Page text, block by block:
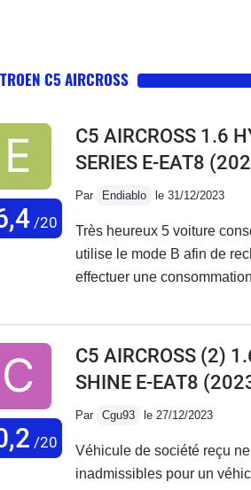
C5 AIRCROSS
/20
C5 AIRCROSS 1.6
SERIES E-EAT8
Par Endiablo le 31/12/2023
Très heureux 5 voiture
utilise le mode B afin de
effectuer une
Tout ceci sans recharger
jours, j'arrive bien à utiliser
vitesse constante sans
silence.j'ai effectué des
Citroën pour arriver à ce
/20
C5 AIRCROSS (2)
SHINE E-EAT8
Par Cgu93 le 27/12/2023
Véhicule de société reçu
inadmissibles pour un